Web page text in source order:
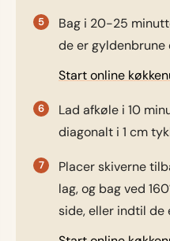
Bag i 20-25
de er gyldenbrune
Start online
Lad afkøle i 10
diagonalt i 1 cm
Placer skiverne
lag, og bag ved
side, eller indtil de